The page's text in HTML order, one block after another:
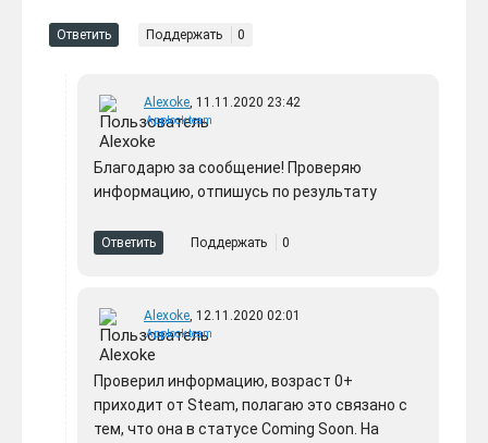
Ответить Поддержать 0
Alexoke, 11.11.2020 23:42
Applook team
Благодарю за сообщение! Проверяю
информацию, отпишусь по результату
Ответить Поддержать 0
Alexoke, 12.11.2020 02:01
Applook team
Проверил информацию, возраст 0+
приходит от Steam, полагаю это связано с
тем, что она в статусе Coming Soon. На